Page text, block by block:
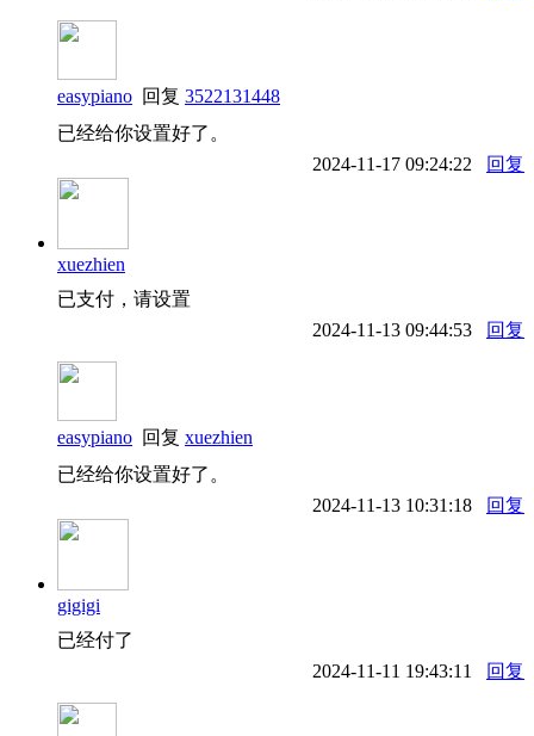
easypiano 回复 3522131448
已经给你设置好了。
2024-11-17 09:24:22
回复
xuezhien
已支付，请设置
2024-11-13 09:44:53
回复
easypiano 回复 xuezhien
已经给你设置好了。
2024-11-13 10:31:18
回复
gigigi
已经付了
2024-11-11 19:43:11
回复